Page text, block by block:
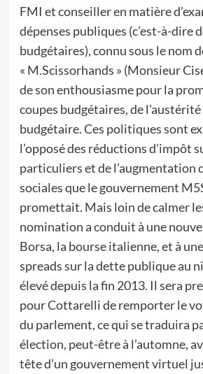
FMI et conseiller en matière
dépenses publiques (c’est-à-dire
budgétaires), connu sous le nom
« M.Scissorhands » (Monsieur
de son enthousiasme pour la
coupes budgétaires, de
budgétaire. Ces politiques sont
l’opposé des réductions d’impôt
particuliers et de l’augmentation
sociales que le gouvernement
promettait. Mais loin de calmer
nomination a conduit à une
Borsa, la bourse italienne, et à
spreads sur la dette publique au
élevé depuis la fin 2013. Il sera
pour Cottarelli de remporter le
du parlement, ce qui se traduira
élection, peut-être à l’automne,
tête d’un gouvernement virtuel